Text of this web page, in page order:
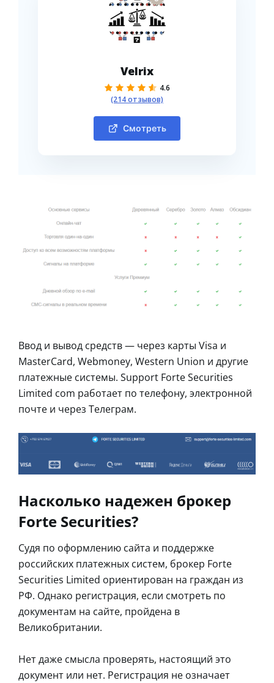
Velrix
4.6
(214 отзывов)
Смотреть
Ввод и вывод средств — через карты Visa и
MasterCard, Webmoney, Western Union и другие
платежные системы. Support Forte Securities
Limited com работает по телефону, электронной
почте и через Телеграм.
Насколько надежен брокер
Forte Securities?
Судя по оформлению сайта и поддержке
российских платежных систем, брокер Forte
Securities Limited ориентирован на граждан из
РФ. Однако регистрация, если смотреть по
документам на сайте, пройдена в
Великобритании.
Нет даже смысла проверять, настоящий это
документ или нет. Регистрация не означает